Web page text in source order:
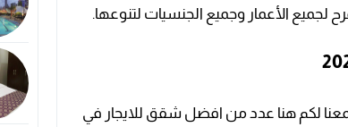
لجميع الأعمار وجميع الجنسيات لتنوعها.
لكم هنا عدد من افضل شقق للايجار في